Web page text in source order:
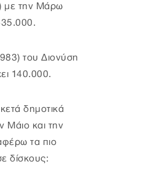
με την Μάρω
του Διονύση
140.000.
δημοτικά
Μάιο και την
τα πιο
δίσκους: